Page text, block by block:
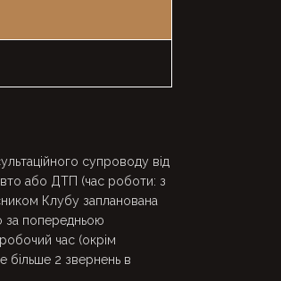
супроводу від
або ДТП (час роботи: з
Клубу запланована
за попередньою
час (окрім
більше 2 звернень в